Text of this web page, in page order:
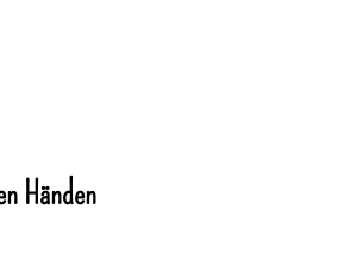
Händen